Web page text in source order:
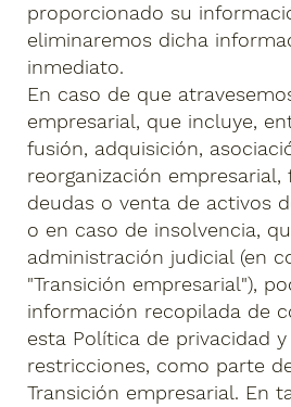
proporcionado su
eliminaremos dicha
inmediato.
En caso de que
empresarial, que incluye,
fusión, adquisición,
reorganización empresarial,
deudas o venta de activos
o en caso de insolvencia,
administración judicial (en
"Transición empresarial"),
información recopilada de
esta Política de privacidad
restricciones, como parte
Transición empresarial. En